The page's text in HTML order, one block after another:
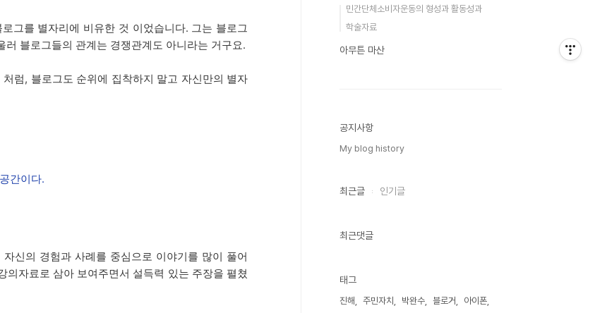
그를 별자리에 비유한 것 이었습니다. 그는 블로그
블로그들의 관계는 경쟁관계도 아니라는 거구요.
럼, 블로그도 순위에 집착하지 말고 자신만의 별자
간이다.
신의 경험과 사례를 중심으로 이야기를 많이 풀어
자료로 삼아 보여주면서 설득력 있는 주장을 펼쳤
민간단체소비자운동의 형성과 활동성과
학술자료
아무튼 마산
공지사항
My blog history
최근글 인기글
최근댓글
태그
진해 주민자치 박완수 블로거
아이폰